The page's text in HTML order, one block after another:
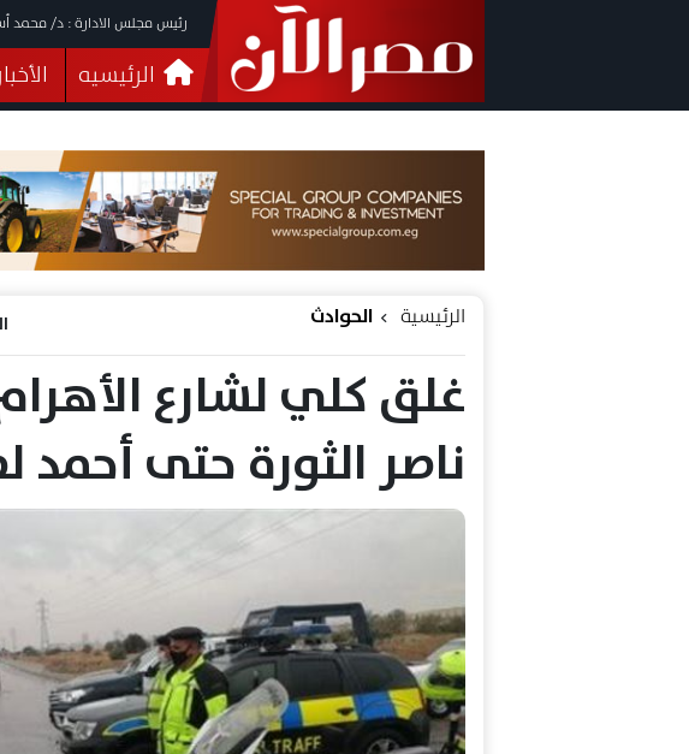
رئيس مجلس الادارة : د/ محمد
الرئيسيه الأخبار
فيديوهات
البرلمان
الرئيسية الحوادث
غلق كلي لشارع
ناصر الثورة حتى